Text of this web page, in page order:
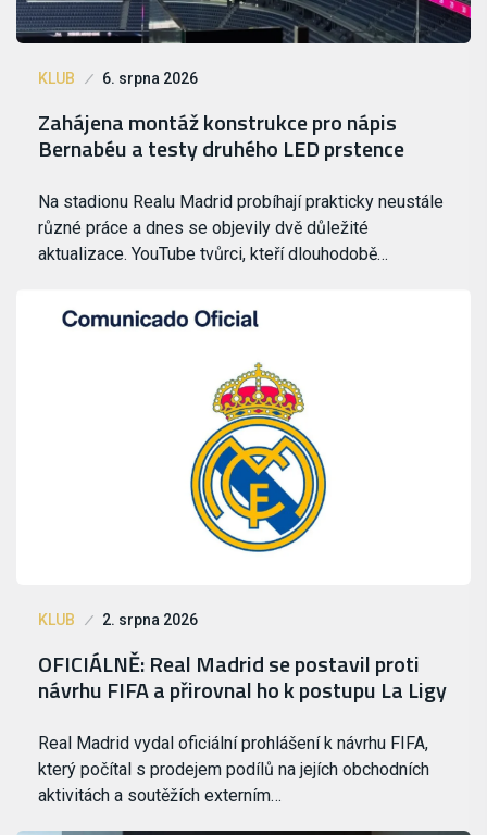
KLUB 6. srpna 2026
Zahájena montáž konstrukce pro nápis
Bernabéu a testy druhého LED prstence
Na stadionu Realu Madrid probíhají prakticky neustále
různé práce a dnes se objevily dvě důležité
aktualizace. YouTube tvůrci, kteří dlouhodobě…
KLUB 2. srpna 2026
OFICIÁLNĚ: Real Madrid se postavil proti
návrhu FIFA a přirovnal ho k postupu La Ligy
Real Madrid vydal oficiální prohlášení k návrhu FIFA,
který počítal s prodejem podílů na jejích obchodních
aktivitách a soutěžích externím…